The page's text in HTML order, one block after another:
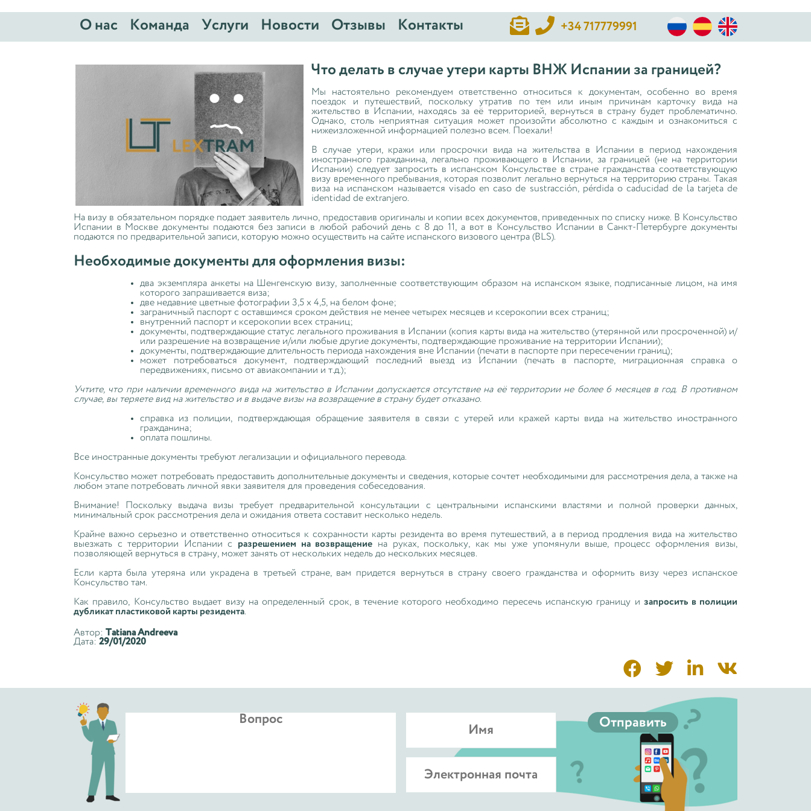
О нас Команда Услуги Новости Отзывы Контакты   +34 717779991
Что делать в случае утери карты ВНЖ Испании за границей?
Мы настоятельно рекомендуем ответственно относиться к документам, особенно во время
поездок и путешествий, поскольку утратив по тем или иным причинам карточку вида на
жительство в Испании, находясь за её территорией, вернуться в страну будет проблематично.
Однако, столь неприятная ситуация может произойти абсолютно с каждым и ознакомиться с
нижеизложенной информацией полезно всем. Поехали!
В случае утери, кражи или просрочки вида на жительства в Испании в период нахождения
иностранного гражданина, легально проживающего в Испании, за границей (не на территории
Испании) следует запросить в испанском Консульстве в стране гражданства соответствующую
визу временного пребывания, которая позволит легально вернуться на территорию страны. Такая
виза на испанском называется visado en caso de sustracción, pérdida o caducidad de la tarjeta de
identidad de extranjero.
На визу в обязательном порядке подает заявитель лично, предоставив оригиналы и копии всех документов, приведенных по списку ниже. В Консульство
Испании в Москве документы подаются без записи в любой рабочий день с 8 до 11, а вот в Консульство Испании в Санкт-Петербурге документы
подаются по предварительной записи, которую можно осуществить на сайте испанского визового центра (BLS).
Необходимые документы для оформления визы:
два экземпляра анкеты на Шенгенскую визу, заполненные соответствующим образом на испанском языке, подписанные лицом, на имя
которого запрашивается виза;
две недавние цветные фотографии 3,5 х 4,5, на белом фоне;
заграничный паспорт с оставшимся сроком действия не менее четырех месяцев и ксерокопии всех страниц;
внутренний паспорт и ксерокопии всех страниц;
документы, подтверждающие статус легального проживания в Испании (копия карты вида на жительство (утерянной или просроченной) и/
или разрешение на возвращение и/или любые другие документы, подтверждающие проживание на территории Испании);
документы, подтверждающие длительность периода нахождения вне Испании (печати в паспорте при пересечении границ);
может потребоваться документ, подтверждающий последний выезд из Испании (печать в паспорте, миграционная справка о
передвижениях, письмо от авиакомпании и т.д.);
Учтите, что при наличии временного вида на жительство в Испании допускается отсутствие на её территории не более 6 месяцев в год. В противном
случае, вы теряете вид на жительство и в выдаче визы на возвращение в страну будет отказано.
справка из полиции, подтверждающая обращение заявителя в связи с утерей или кражей карты вида на жительство иностранного
гражданина;
оплата пошлины.
Все иностранные документы требуют легализации и официального перевода.
Консульство может потребовать предоставить дополнительные документы и сведения, которые сочтет необходимыми для рассмотрения дела, а также на
любом этапе потребовать личной явки заявителя для проведения собеседования.
Внимание! Поскольку выдача визы требует предварительной консультации с центральными испанскими властями и полной проверки данных,
минимальный срок рассмотрения дела и ожидания ответа составит несколько недель.
Крайне важно серьезно и ответственно относиться к сохранности карты резидента во время путешествий, а в период продления вида на жительство
выезжать с территории Испании с разрешением на возвращение на руках, поскольку, как мы уже упомянули выше, процесс оформления визы,
позволяющей вернуться в страну, может занять от нескольких недель до нескольких месяцев.
Если карта была утеряна или украдена в третьей стране, вам придется вернуться в страну своего гражданства и оформить визу через испанское
Консульство там.
Как правило, Консульство выдает визу на определенный срок, в течение которого необходимо пересечь испанскую границу изапросить в полиции
дубликат пластиковой карты резидента.
Автор: Tatiana Andreeva
Дата: 29/01/2020
   
Отправить